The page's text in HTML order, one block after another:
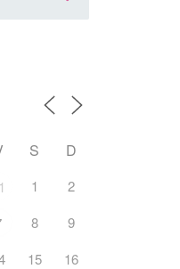
Live
S D
1
2
8
9
15
16